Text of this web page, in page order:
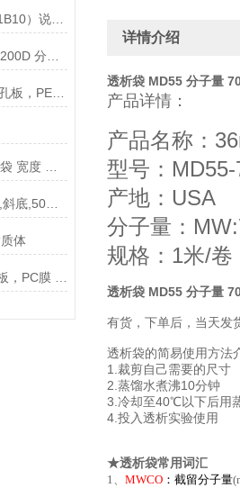
Flag标签小鼠单克隆抗体（1B10）说明书
Insert共培养板，12小室/24孔板，PET 3um孔径，半透说明
SPL-23050 储样槽,PS,白色,斜底,50ml 單道,灭菌说明
体
详情介绍
透析袋 MD55 分子量
产品详情：
产品名称：
型号：
产地：USA
分子量：
规格：1米/卷
透析袋 MD55 分子量
有货，下单后，当天发
透析袋的简易使用方法
1.裁剪自己需要的尺寸
2.蒸馏水煮沸10分钟
3.冷却至40℃以下后用
4.投入透析实验使用
★透析袋常用词汇
1、 MWCO ： 截留分子量